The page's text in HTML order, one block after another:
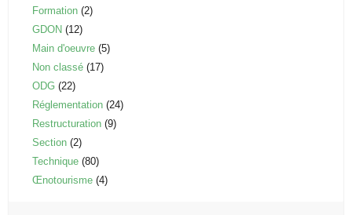
Formation (2)
GDON (12)
Main d'oeuvre (5)
Non classé (17)
ODG (22)
Réglementation (24)
Restructuration (9)
Section (2)
Technique (80)
Œnotourisme (4)